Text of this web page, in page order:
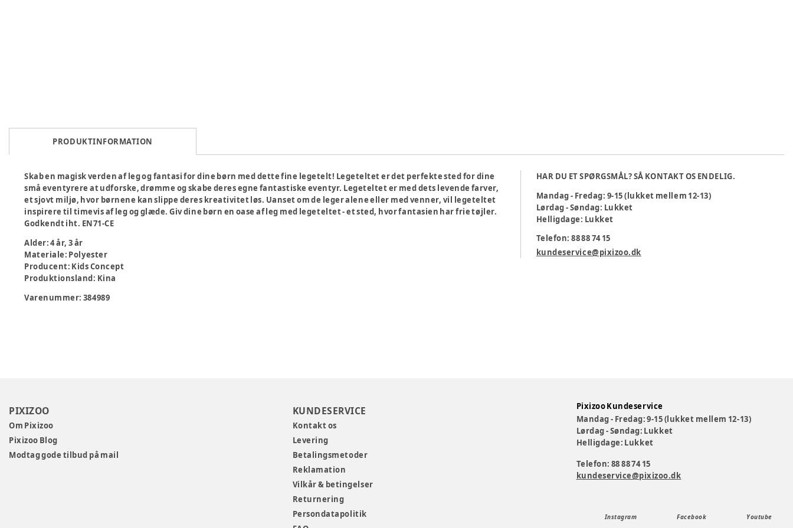
PRODUKTINFORMATION
Skab en magisk verden af leg og fantasi for dine børn med dette fine legetelt! Legeteltet er det perfekte sted for dine
små eventyrere at udforske, drømme og skabe deres egne fantastiske eventyr. Legeteltet er med dets levende farver,
et sjovt miljø, hvor børnene kan slippe deres kreativitet løs. Uanset om de leger alene eller med venner, vil legeteltet
inspirere til timevis af leg og glæde. Giv dine børn en oase af leg med legeteltet - et sted, hvor fantasien har frie tøjler.
Godkendt iht. EN71-CE
Alder:4 år, 3 år
Materiale: Polyester
Producent: Kids Concept
Produktionsland: Kina
Varenummer: 384989
HAR DU ET SPØRGSMÅL? SÅ KONTAKT OS ENDELIG.
Mandag - Fredag: 9-15 (lukket mellem 12-13)
Lørdag - Søndag: Lukket
Helligdage: Lukket
Telefon: 88 88 74 15
kundeservice@pixizoo.dk
PIXIZOO
Om Pixizoo
Pixizoo Blog
Modtag gode tilbud på mail
KUNDESERVICE
Kontakt os
Levering
Betalingsmetoder
Reklamation
Vilkår & betingelser
Returnering
Persondatapolitik
Pixizoo Kundeservice
Mandag - Fredag: 9-15 (lukket mellem 12-13)
Lørdag - Søndag: Lukket
Helligdage: Lukket
Telefon: 88 88 74 15
kundeservice@pixizoo.dk
Instagram Facebook Youtube